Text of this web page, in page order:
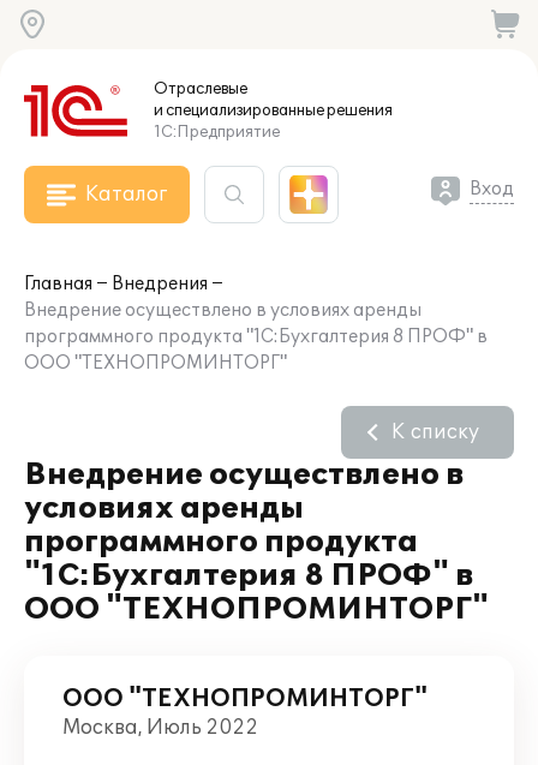
Отраслевые
и специализированныерешения
1С:Предприятие
Каталог Вход
Главная
Внедрения
Внедрение осуществлено в условиях аренды
программного продукта "1С:Бухгалтерия 8 ПРОФ" в
ООО "ТЕХНОПРОМИНТОРГ"
Внедрение осуществлено в
условиях аренды
программного продукта
"1С:Бухгалтерия 8 ПРОФ" в
ООО "ТЕХНОПРОМИНТОРГ"
К списку
ООО "ТЕХНОПРОМИНТОРГ"
Москва, Июль 2022